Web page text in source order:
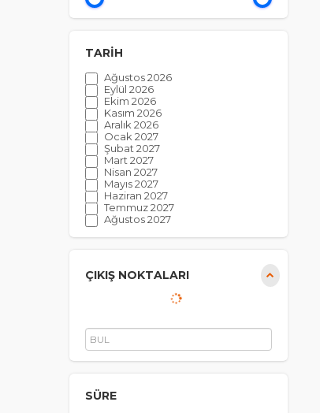
Gezici Ankara Şahin ile Turlar
İtalya Turları
Kayak Turları
Noel Pazarları Turları
Orta Avrupa Turları
Orta Doğu ve Afrika Turları
Rusya Turları
Tatil Turları
Uzak Doğu ve Asya Turları
TARİH
Ağustos 2026
Eylül 2026
Ekim 2026
Kasım 2026
Aralık 2026
Ocak 2027
Şubat 2027
Mart 2027
Nisan 2027
Mayıs 2027
Haziran 2027
Temmuz 2027
Ağustos 2027
ÇIKIŞ NOKTALARI
SÜRE